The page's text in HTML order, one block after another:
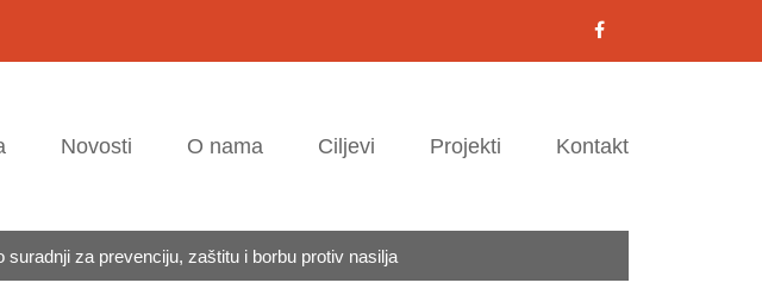
Novosti O nama Ciljevi Projekti Kontakt
za prevenciju, zaštitu i borbu protiv nasilja